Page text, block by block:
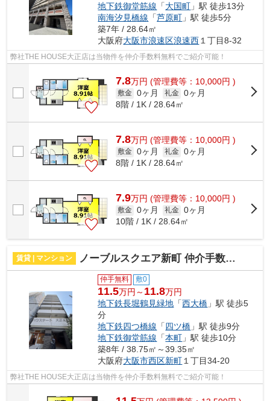
地下鉄御堂筋線 「大国町 」駅 徒歩13分
南海汐見橋線 「芦原町 」駅 徒歩5分
築7年 / 28.64㎡
大阪府大阪市浪速区浪速西 １丁目8-32
弊社THE HOUSE大正店は当物件を仲介手数料無料でご紹介可能！
7.8万円 (管理費等：10,000円 )
敷金 0ヶ月 礼金 0ヶ月
8階 / 1K / 28.64㎡
7.8万円 (管理費等：10,000円 )
敷金 0ヶ月 礼金 0ヶ月
8階 / 1K / 28.64㎡
7.9万円 (管理費等：10,000円 )
敷金 0ヶ月 礼金 0ヶ月
10階 / 1K / 28.64㎡
賃貸 | マンション ノーブルスクエア新町 仲介手数料無料
仲手無料 敷0
11.5万円～ 11.8万円
地下鉄長堀鶴見緑地 「西大橋 」駅 徒歩5
分
地下鉄四つ橋線 「四ツ橋 」駅 徒歩9分
地下鉄御堂筋線 「本町 」駅 徒歩10分
築8年 / 38.75㎡～39.35㎡
大阪府大阪市西区新町 １丁目34-20
弊社THE HOUSE大正店は当物件を仲介手数料無料でご紹介可能！